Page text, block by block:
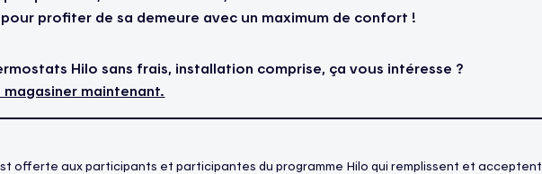
pour profiter de sa demeure avec un maximum de confort !
Hilo sans frais, installation comprise, ça vous intéresse ?
magasiner maintenant.
offerte aux participants et participantes du programme Hilo qui remplissent et acceptent